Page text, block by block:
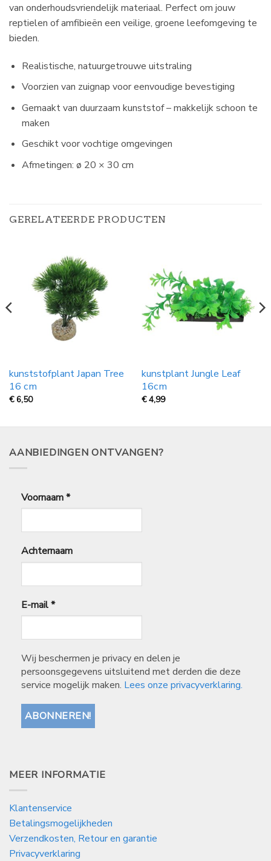
van onderhoudsvriendelijk materiaal. Perfect om jouw
reptielen of amfibieën een veilige, groene leefomgeving te
bieden.
Realistische, natuurgetrouwe uitstraling
Voorzien van zuignap voor eenvoudige bevestiging
Gemaakt van duurzaam kunststof – makkelijk schoon te
maken
Geschikt voor vochtige omgevingen
Afmetingen: ø 20 × 30 cm
GERELATEERDE PRODUCTEN
kunststofplant Japan Tree
16 cm
€6,50
kunstplant Jungle Leaf
16cm
€4,99
AANBIEDINGEN ONTVANGEN?
Voornaam*
Achternaam
E-mail*
Wij beschermen je privacy en delen je
persoonsgegevens uitsluitend met derden die deze
service mogelijk maken. Lees onze privacyverklaring.
MEER INFORMATIE
Klantenservice
Betalingsmogelijkheden
Verzendkosten, Retour en garantie
Privacyverklaring